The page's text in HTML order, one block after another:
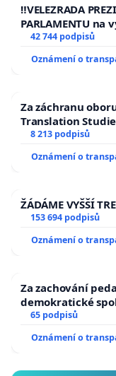
‼️VELEZRADA
PARLAMENTU
144 jednacího
usnesení k
republiky
42 744 podpisů
Oznámení o
Za záchranu
Translation
University
8 213 podpisů
Oznámení o
ŽÁDÁME VYŠŠÍ
153 694 podpisů
Oznámení o
Za zachování
demokratické
65 podpisů
Oznámení o